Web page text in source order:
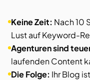
Keine Zeit: Nach 10
Lust auf Keyword-
Agenturen sind
laufenden Content
Die Folge: Ihr Blog